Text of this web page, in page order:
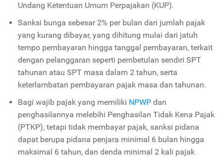
Undang Ketentuan Umum Perpajakan (KUP).
Sanksi bunga sebesar 2% per bulan dari jumlah pajak
yang kurang dibayar, yang dihitung mulai dari jatuh
tempo pembayaran hingga tanggal pembayaran, terkait
dengan pelanggaran seperti pembetulan sendiri SPT
tahunan atau SPT masa dalam 2 tahun, serta
keterlambatan pembayaran pajak masa dan tahunan.
Bagi wajib pajak yang memiliki NPWPdan
penghasilannya melebihi Penghasilan Tidak Kena Pajak
(PTKP), tetapi tidak membayar pajak, sanksi pidana
dapat berupa pidana penjara minimal 6 bulan hingga
maksimal 6 tahun, dan denda minimal 2 kali pajak